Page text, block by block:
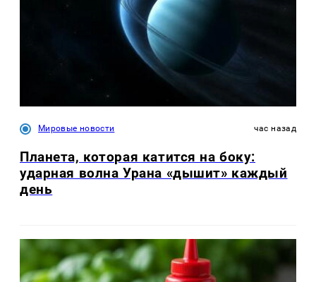
Мировые новости час назад
Планета, которая катится на боку:
ударная волна Урана «дышит» каждый
день